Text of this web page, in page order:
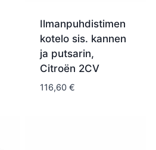
Ilmanpuhdistimen
kotelo sis. kannen
ja putsarin,
Citroën 2CV
116,60 €